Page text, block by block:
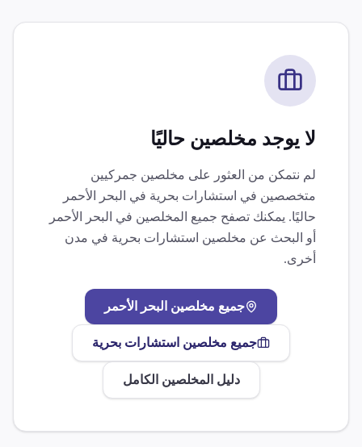
لا يوجد مخلصين حاليًا
لم نتمكن من العثور على مخلصين جمركيين
متخصصين في استشارات بحرية في البحر الأحمر
حاليًا. يمكنك تصفح جميع المخلصين في البحر الأحمر
أو البحث عن مخلصين استشارات بحرية في مدن
أخرى.
جميع مخلصين البحر الأحمر
جميع مخلصين استشارات بحرية
دليل المخلصين الكامل